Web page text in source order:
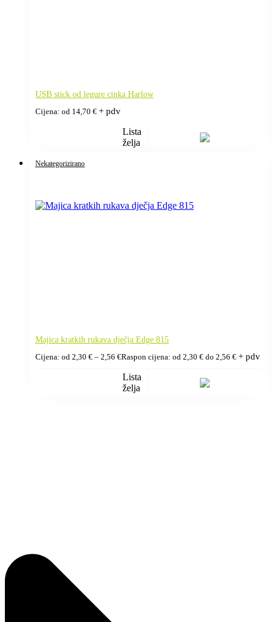
USB stick od legure cinka Harlow
Cijena: od 14,70 € + pdv
Lista
želja
Nekategorizirano
Majica kratkih rukava dječja Edge 815
Cijena: od 2,30 € – 2,56 €Raspon cijena: od 2,30 € do 2,56 € + pdv
Lista
želja